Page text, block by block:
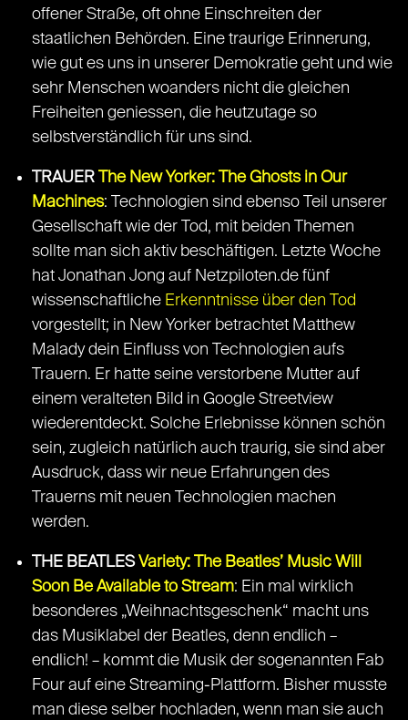
offener Straße, oft ohne Einschreiten der
staatlichen Behörden. Eine traurige Erinnerung,
wie gut es uns in unserer Demokratie geht und wie
sehr Menschen woanders nicht die gleichen
Freiheiten geniessen, die heutzutage so
selbstverständlich für uns sind.
TRAUER The New Yorker: The Ghosts in Our
Machines: Technologien sind ebenso Teil unserer
Gesellschaft wie der Tod, mit beiden Themen
sollte man sich aktiv beschäftigen. Letzte Woche
hat Jonathan Jong auf Netzpiloten.de fünf
wissenschaftliche Erkenntnisse über den Tod
vorgestellt; in New Yorker betrachtet Matthew
Malady dein Einfluss von Technologien aufs
Trauern. Er hatte seine verstorbene Mutter auf
einem veralteten Bild in Google Streetview
wiederentdeckt. Solche Erlebnisse können schön
sein, zugleich natürlich auch traurig, sie sind aber
Ausdruck, dass wir neue Erfahrungen des
Trauerns mit neuen Technologien machen
werden.
THE BEATLESVariety: The Beatles’ Music Will
Soon Be Available to Stream: Ein mal wirklich
besonderes „Weihnachtsgeschenk“ macht uns
das Musiklabel der Beatles, denn endlich –
endlich! – kommt die Musik der sogenannten Fab
Four auf eine Streaming-Plattform. Bisher musste
man diese selber hochladen, wenn man sie auch